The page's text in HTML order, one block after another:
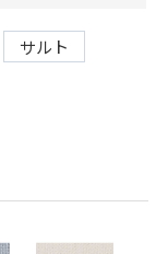
サルト